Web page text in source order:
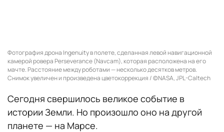
Фотография дрона Ingenuity в полете, сделанная левой навигационной
камерой ровера Perseverance (Navcam), которая расположена на его
мачте. Расстояние между роботами — несколько десятков метров.
Снимок увеличен и произведена цветокоррекция / ©NASA, JPL-Caltech
Сегодня свершилось великое событие в
истории Земли. Но произошло оно на другой
планете — на Марсе.